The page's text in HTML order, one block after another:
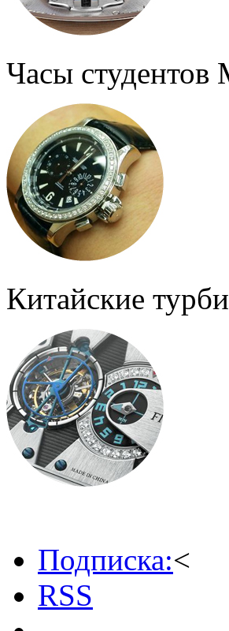
Часы
Китайские
Подписка:<
RSS